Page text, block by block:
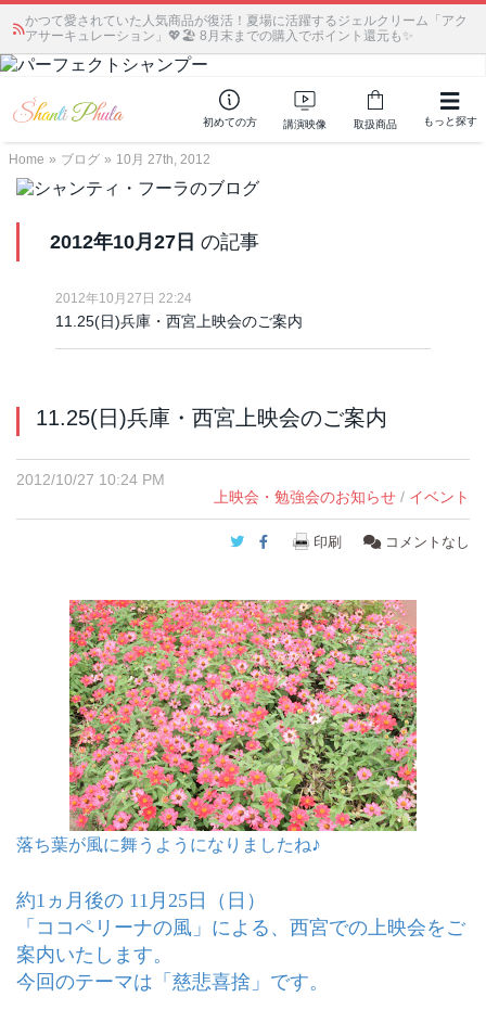
かつて愛されていた人気商品が復活！夏場に活躍するジェルクリーム「アク
アサーキュレーション」💖🏖️ 8月末までの購入でポイント還元も✨
初めての方 講演映像 取扱商品 もっと探す
Home » ブログ » 10月 27th, 2012
2012年10月27日 の記事
2012年10月27日 22:24
11.25(日)兵庫・西宮上映会のご案内
11.25(日)兵庫・西宮上映会のご案内
2012/10/27 10:24 PM
上映会・勉強会のお知らせ / イベント
Twitter
Facebook
印刷 コメントなし
落ち葉が風に舞うようになりましたね♪
約1ヵ月後の 11月25日（日）
「ココペリーナの風」による、西宮での上映会をご
案内いたします。
今回のテーマは「慈悲喜捨」です。